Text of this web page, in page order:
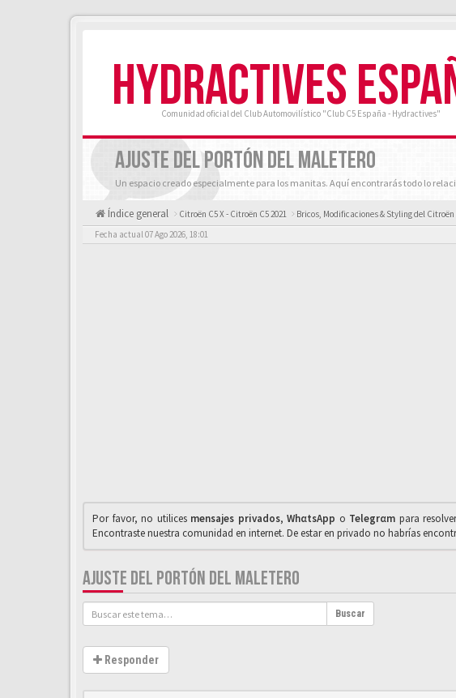
HYDRACTIVES
Comunidad oficial del Club Automovilístico "Club C5 España - Hydractives"
AJUSTE DEL PORTÓN DEL MALETERO
Un espacio creado especialmente para los manitas. Aquí encontrarás todo lo
Índice general Citroën C5 X - Citroën C5 2021 Bricos, Modificaciones & Styling del Citroën
Fecha actual 07 Ago 2026, 18:01
Por favor, no utilices mensajes privados,WhαtsApp o Telegrαm para
Encontraste nuestra comunidad en internet. De estar en privado no habrías
AJUSTE DEL PORTÓN DEL MALETERO
Buscar
Responder